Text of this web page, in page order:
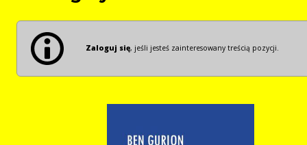
Zaloguj się, jeśli jesteś zainteresowany treścią pozycji.